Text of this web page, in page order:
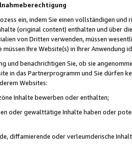
ein, indem Sie einen vollständigen
(original content) enthalten und über
von Dritten verwenden, müssen
Ihre Website(s) in Ihrer Anwendung
und benachrichtigen Sie, ob sie
in das Partnerprogramm und Sie dürfen
Websites:
Inhalte bewerben oder enthalten;
oder gewalttätige Inhalte haben oder
diffamierende oder verleumderische